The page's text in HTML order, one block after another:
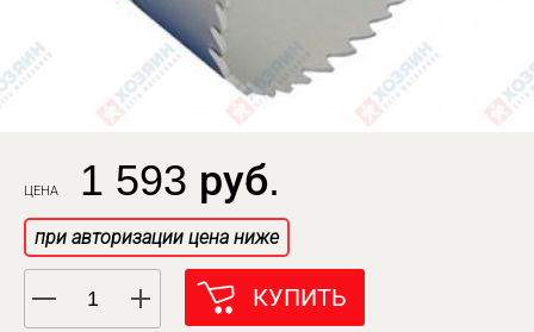
ЦЕНА 1 593 руб.
при авторизации цена ниже
КУПИТЬ